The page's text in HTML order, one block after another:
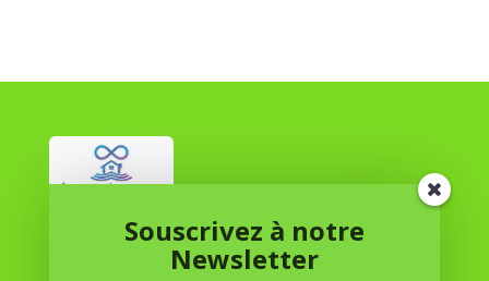
Réussite à DomicileSouscrivez à notre
Newsletter